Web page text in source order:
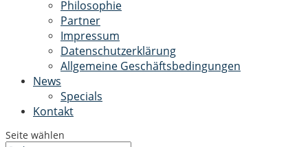
Philosophie
Partner
Impressum
Datenschutzerklärung
Allgemeine Geschäftsbedingungen
News
Specials
Kontakt
Seite wählen